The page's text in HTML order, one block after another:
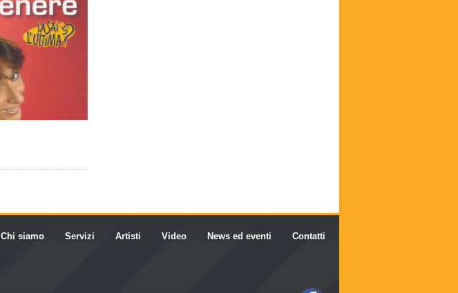
Chi siamo Servizi Artisti Video News ed eventi Contatti